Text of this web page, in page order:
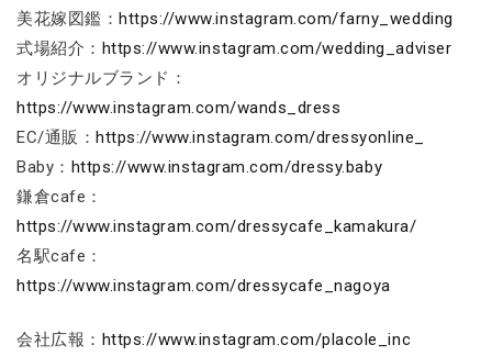
美花嫁図鑑：https://www.instagram.com/farny_wedding
式場紹介： https://www.instagram.com/wedding_adviser
オリジナルブランド：
https://www.instagram.com/wands_dress
EC/通販：https://www.instagram.com/dressyonline_
Baby： https://www.instagram.com/dressy.baby
鎌倉cafe：
https://www.instagram.com/dressycafe_kamakura/
名駅cafe：
https://www.instagram.com/dressycafe_nagoya
会社広報： https://www.instagram.com/placole_inc